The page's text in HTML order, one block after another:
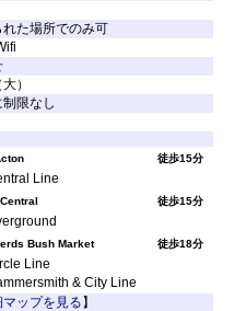
れた場所でのみ可
）
制限なし
徒歩15分
Line
徒歩15分
Bush Market 徒歩18分
Line
& City Line
マップを見る 】